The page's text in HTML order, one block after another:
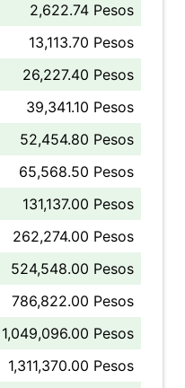
2,622.74 Pesos
13,113.70 Pesos
26,227.40 Pesos
39,341.10 Pesos
52,454.80 Pesos
65,568.50 Pesos
131,137.00 Pesos
262,274.00 Pesos
524,548.00 Pesos
786,822.00 Pesos
1,049,096.00 Pesos
1,311,370.00 Pesos